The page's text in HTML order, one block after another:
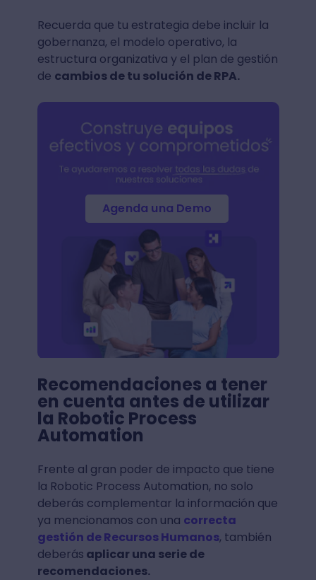
Recuerda que tu estrategia debe incluir la
gobernanza, el modelo operativo, la
estructura organizativa y el plan de gestión
de cambios de tu solución de RPA.
Agenda una Demo
Recomendaciones a tener
en cuenta antes de utilizar
la Robotic Process
Automation
Frente al gran poder de impacto que tiene
la Robotic Process Automation, no solo
deberás complementar la información que
ya mencionamos con una correcta
gestión de Recursos Humanos, también
deberás aplicar una serie de
recomendaciones.